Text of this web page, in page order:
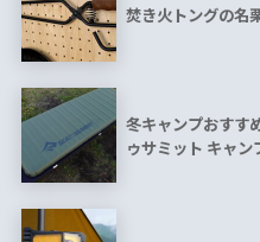
焚き火トングの名
冬キャンプおすす
ゥサミット キャ